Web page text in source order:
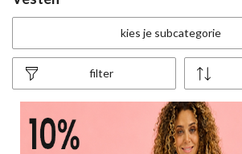
kies je subcategorie
filter